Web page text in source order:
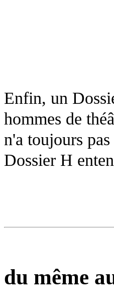
Enfin, un
hommes de
n'a toujours
Dossier H
du même